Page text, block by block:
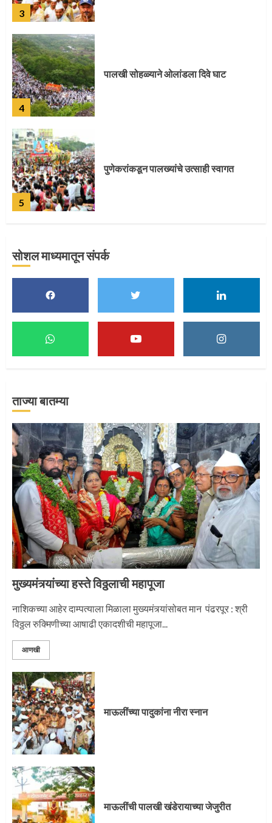
3
4
पालखी सोहळ्याने ओलांडला दिवे घाट
5
पुणेकरांकडून पालख्यांचे उत्साही स्वागत
मुख्यमंत्र्यांच्या हस्ते विठ्ठलाची महापूजा
माऊलींच्या पादुकांना नीरा स्नान
3
माऊलींची पालखी खंडेरायाच्या जेजुरीत
सोशल माध्यमातून संपर्क
ताज्या बातम्या
मुख्यमंत्र्यांच्या हस्ते विठ्ठलाची महापूजा
नाशिकच्या आहेर दाम्पत्याला मिळाला मुख्यमंत्र्यांसोबत मान पंढरपूर : श्री
विठ्ठल रुक्मिणीच्या आषाढी एकादशीची महापूजा...
आणखी
माऊलींच्या पादुकांना नीरा स्नान
माऊलींची पालखी खंडेरायाच्या जेजुरीत